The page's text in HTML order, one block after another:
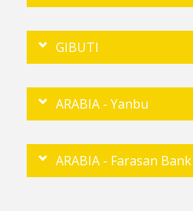
GIBUTI
ARABIA - Yanbu
ARABIA - Farasan Bank